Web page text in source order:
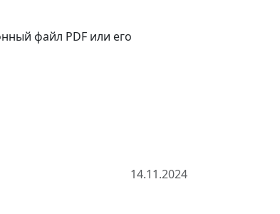
файл PDF или его
14.11.2024